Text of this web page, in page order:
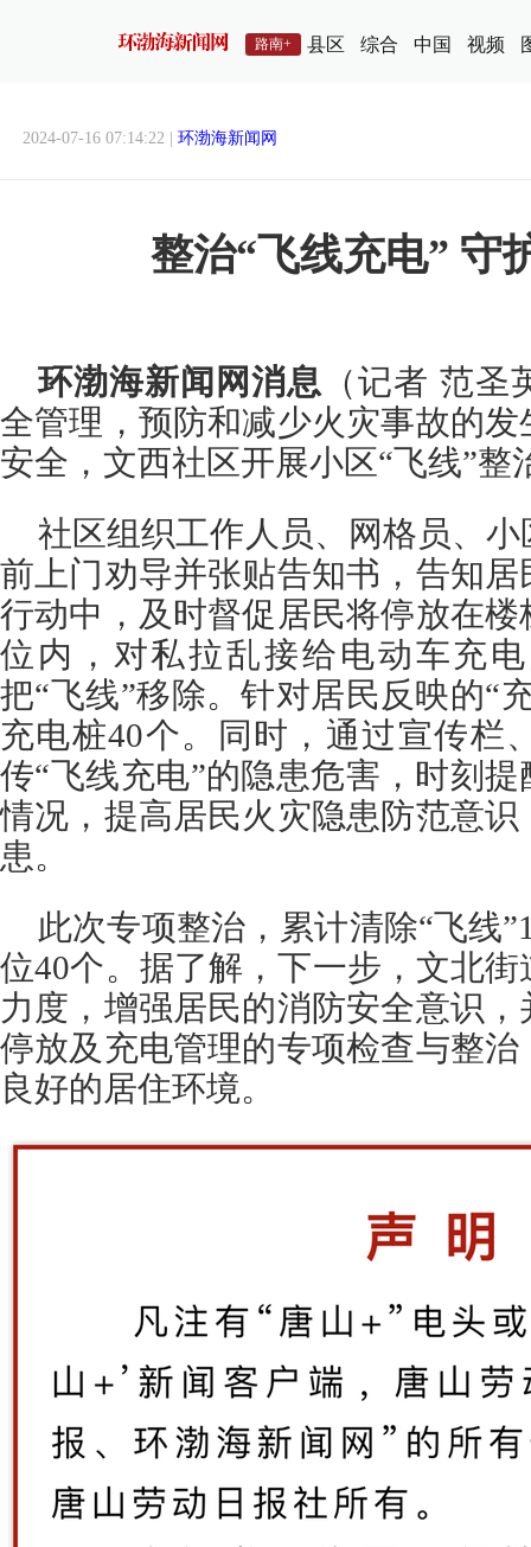
路南+ 县区 综合 中国 视频
2024-07-16 07:14:22 | 环渤海新闻网
整治“飞线充电” 守
环渤海新闻网消息 （记者 范
全管理，预防和减少火灾事故的
安全，文西社区开展小区“飞线”整
社区组织工作人员、网格员、
前上门劝导并张贴告知书，告知
行动中，及时督促居民将停放在
位内，对私拉乱接给电动车充
把“飞线”移除。针对居民反映的“
充电桩40个。同时，通过宣传栏
传“飞线充电”的隐患危害，时刻
情况，提高居民火灾隐患防范意
患。
此次专项整治，累计清除“飞线
位40个。据了解，下一步，文北
力度，增强居民的消防安全意识
停放及充电管理的专项检查与整
良好的居住环境。